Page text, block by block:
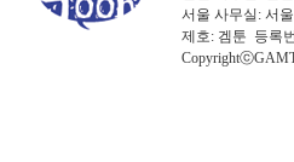
서울 사무실: 서
제호: 겜툰 등록